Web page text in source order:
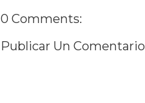
0 Comments:
Publicar Un Comentario